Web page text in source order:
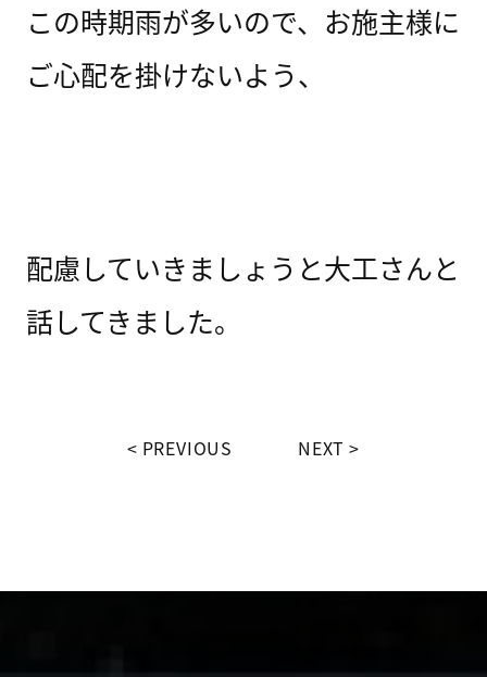
この時期雨が多いので、お施主様に
ご心配を掛けないよう、
配慮していきましょうと大工さんと
話してきました。
PREVIOUS NEXT